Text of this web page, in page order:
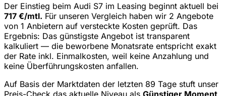
Der Einstieg beim Audi S7 im Leasing beginnt aktuell bei
717 €/mtl. Für unseren Vergleich haben wir 2 Angebote
von 1 Anbietern auf versteckte Kosten geprüft. Das
Ergebnis: Das günstigste Angebot ist transparent
kalkuliert — die beworbene Monatsrate entspricht exakt
der Rate inkl. Einmalkosten, weil keine Anzahlung und
keine Überführungskosten anfallen.
Auf Basis der Marktdaten der letzten 89 Tage stuft unser
Preis-Check das aktuelle Niveau als Günstiger Moment